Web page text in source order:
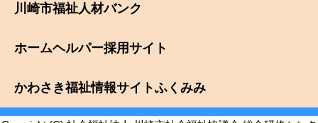
川崎市福祉人材バンク
ホームヘルパー採用サイト
かわさき福祉情報サイトふくみみ